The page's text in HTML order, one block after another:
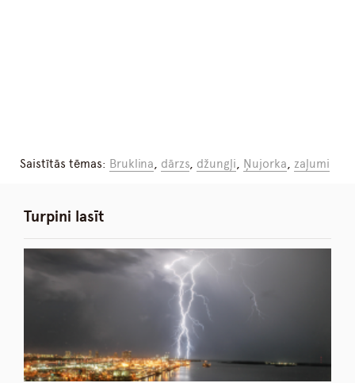
Saistītās tēmas: Bruklina, dārzs, džungļi, Ņujorka, zaļumi
Turpini lasīt